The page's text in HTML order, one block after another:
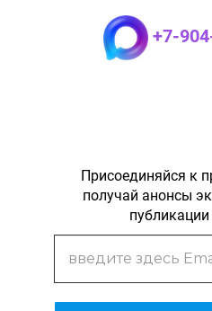
+7-
Присоединяйся к
получай анонсы
публикации